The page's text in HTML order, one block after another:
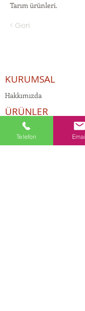
Tarım ürünleri.
< Geri
KURUMSAL
Hakkımızda
ÜRÜNLER
Kozmetik ve Deterjan
İnsan Kaynakları
Telefon